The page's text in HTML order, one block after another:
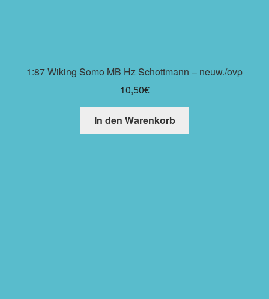
1:87 Wiking Somo MB Hz Schottmann – neuw./ovp
10,50€
In den Warenkorb